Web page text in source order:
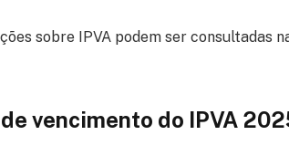
sobre IPVA podem ser consultadas
vencimento do IPVA